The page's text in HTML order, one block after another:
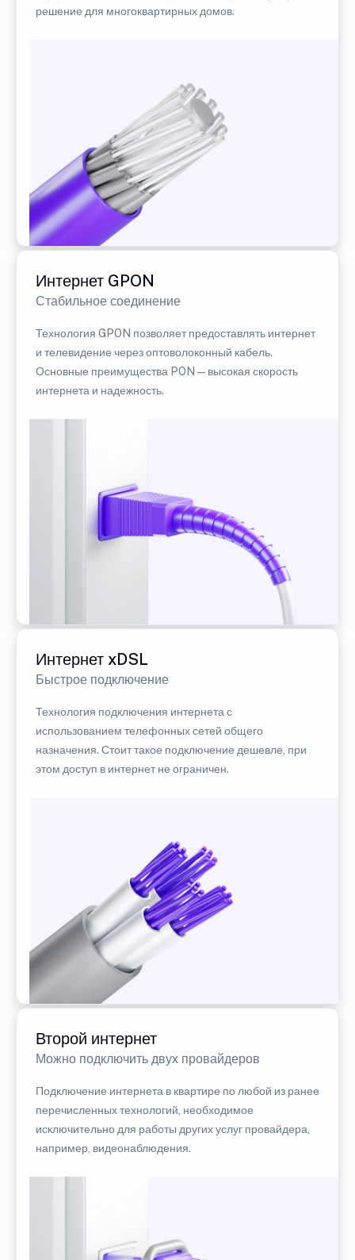
решение для многоквартирных домов.
Интернет GPON
Стабильное соединение
Технология GPON позволяет предоставлять интернет
и телевидение через оптоволоконный кабель.
Основные преимущества PON — высокая скорость
интернета и надежность.
Интернет xDSL
Быстрое подключение
Технология подключения интернета с
использованием телефонных сетей общего
назначения. Стоит такое подключение дешевле, при
этом доступ в интернет не ограничен.
Второй интернет
Можно подключить двух провайдеров
Подключение интернета в квартире по любой из ранее
перечисленных технологий, необходимое
исключительно для работы других услуг провайдера,
например, видеонаблюдения.